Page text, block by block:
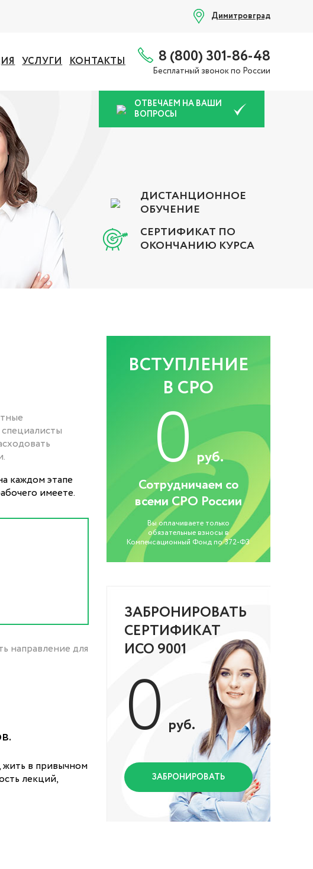
Димитровград
УСЛУГИ КОНТАКТЫ 8 (800) 301-86-48
Бесплатный звонок по России
ОТВЕЧАЕМ НА ВАШИ
ВОПРОСЫ
ДИСТАНЦИОННОЕ
ОБУЧЕНИЕ
СЕРТИФИКАТ ПО
ОКОНЧАНИЮ КУРСА
каждом этапе
имеете.
направление для
жить в привычном
лекций,
ВСТУПЛЕНИЕ
В СРО
0руб.
Сотрудничаем со
всеми СРО России
Вы оплачиваете только
обязательные взносы в
Компенсационный Фонд по 372-ФЗ
ЗАБРОНИРОВАТЬ
СЕРТИФИКАТ
ИСО 9001
0 руб.
ЗАБРОНИРОВАТЬ